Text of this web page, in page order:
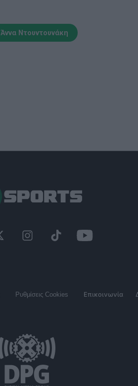
Άννα Ντουντουνάκη
Ρυθμίσεις Cookies Επικοινωνία